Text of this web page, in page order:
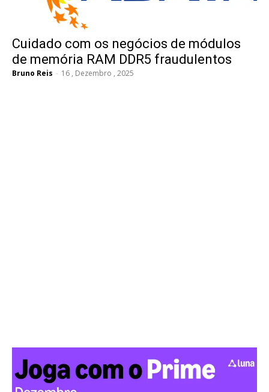
Cuidado com os negócios de módulos
de memória RAM DDR5 fraudulentos
Bruno Reis - 16 , Dezembro , 2025